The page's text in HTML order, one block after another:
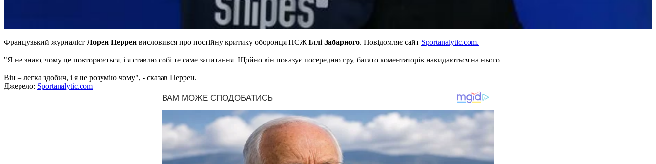
Французький журналіст Лорен Перрен висловився про постійну критику оборонця ПСЖ Іллі Забарного. Повідомляє сайт Sportanalytic.com.
"Я не знаю, чому це повторюється, і я ставлю собі те саме запитання. Щойно він показує посередню гру, багато коментаторів накидаються на нього.
Він – легка здобич, і я не розумію чому", - сказав Перрен.
Джерело: Sportanalytic.com